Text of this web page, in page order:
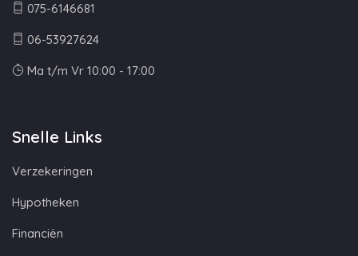
075-6146681
06-53927624
Ma t/m Vr 10:00 - 17:00
Snelle Links
Verzekeringen
Hypotheken
Financiën